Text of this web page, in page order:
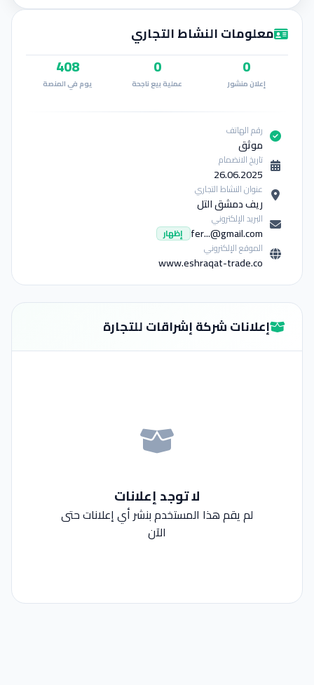
معلومات النشاط التجاري
0
إعلان منشور
0
عملية بيع ناجحة
408
يوم في المنصة
رقم الهاتف
موثق
تاريخ الانضمام
26.06.2025
عنوان النشاط التجاري
ريف دمشق التل
البريد الإلكتروني
fer...@gmail.com إظهار
الموقع الإلكتروني
www.eshraqat-trade.co
إعلانات شركة إشراقات للتجارة
لا توجد إعلانات
لم يقم هذا المستخدم بنشر أي إعلانات حتى
الآن